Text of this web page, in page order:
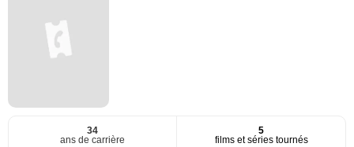
34
ans de carrière
5
films et séries tournés